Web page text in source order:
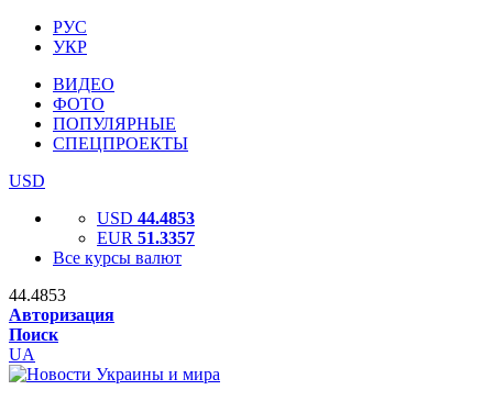
РУС
УКР
ВИДЕО
ФОТО
ПОПУЛЯРНЫЕ
СПЕЦПРОЕКТЫ
USD
USD 44.4853
EUR 51.3357
Все курсы валют
44.4853
Авторизация
Поиск
UA